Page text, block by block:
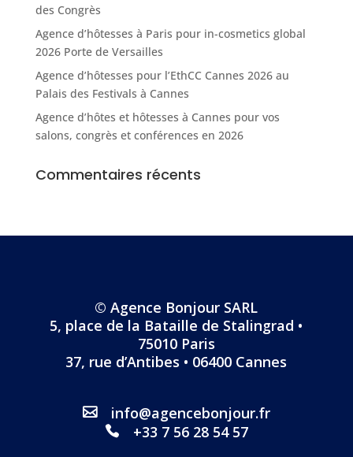
des Congrès
Agence d’hôtesses à Paris pour in-cosmetics global
2026 Porte de Versailles
Agence d’hôtesses pour l’EthCC Cannes 2026 au
Palais des Festivals à Cannes
Agence d’hôtes et hôtesses à Cannes pour vos
salons, congrès et conférences en 2026
Commentaires récents
© Agence Bonjour SARL
5, place de la Bataille de Stalingrad •
75010 Paris
37, rue d’Antibes • 06400 Cannes
info@agencebonjour.fr
+33 7 56 28 54 57